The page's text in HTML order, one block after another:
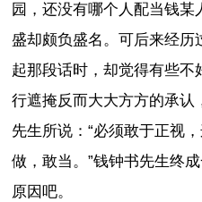
园，还没有哪个人配当钱某
盛却颇负盛名。可后来经历
起那段话时，却觉得有些
行遮掩反而大大方方的承认
先生所说：“必须敢于正视
做，敢当。”钱钟书先生终
原因吧。